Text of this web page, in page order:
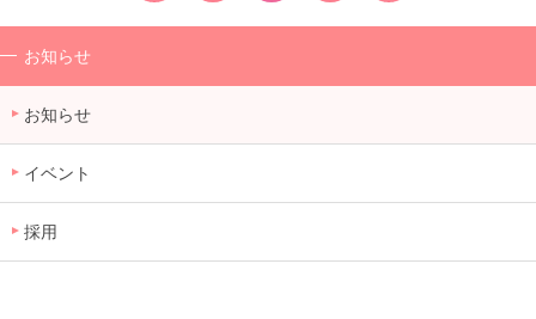
お知らせ
お知らせ
イベント
採用